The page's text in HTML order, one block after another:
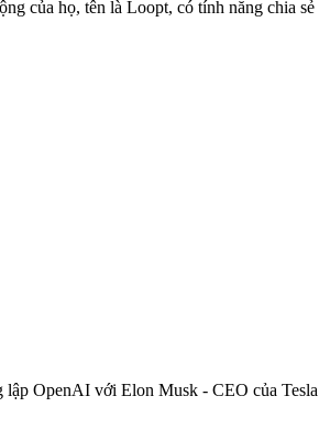
của họ, tên là Loopt, có tính năng chia sẻ
OpenAI với Elon Musk - CEO của Tesla